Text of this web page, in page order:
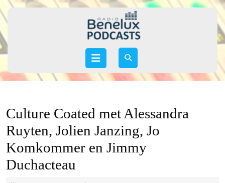
Skip
to
Open
Culture Coated met Alessandra
Ruyten, Jolien Janzing, Jo
Komkommer en Jimmy
Duchacteau